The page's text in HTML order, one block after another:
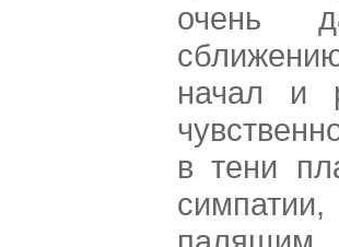
очень
начал и
в тени